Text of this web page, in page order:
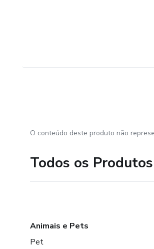
O conteúdo deste produto não
Todos os Produtos
Animais e Pets
Pet